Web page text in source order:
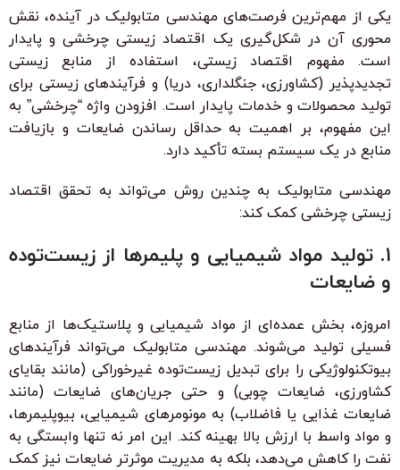
یکی از مهم‌ترین فرصت‌های مهندسی متابولیک در آینده، نقش
محوری آن در شکل‌گیری یک اقتصاد زیستی چرخشی و پایدار
است. مفهوم اقتصاد زیستی، استفاده از منابع زیستی
تجدیدپذیر (کشاورزی، جنگلداری، دریا) و فرآیندهای زیستی برای
تولید محصولات و خدمات پایدار است. افزودن واژه “چرخشی” به
این مفهوم، بر اهمیت به حداقل رساندن ضایعات و بازیافت
منابع در یک سیستم بسته تأکید دارد.
مهندسی متابولیک به چندین روش می‌تواند به تحقق اقتصاد
زیستی چرخشی کمک کند:
۱. تولید مواد شیمیایی و پلیمرها از زیست‌توده
و ضایعات
امروزه، بخش عمده‌ای از مواد شیمیایی و پلاستیک‌ها از منابع
فسیلی تولید می‌شوند. مهندسی متابولیک می‌تواند فرآیندهای
بیوتکنولوژیکی را برای تبدیل زیست‌توده غیرخوراکی (مانند بقایای
کشاورزی، ضایعات چوبی) و حتی جریان‌های ضایعات (مانند
ضایعات غذایی یا فاضلاب) به مونومرهای شیمیایی، بیوپلیمرها،
و مواد واسط با ارزش بالا بهینه کند. این امر نه تنها وابستگی به
نفت را کاهش می‌دهد، بلکه به مدیریت موثرتر ضایعات نیز کمک